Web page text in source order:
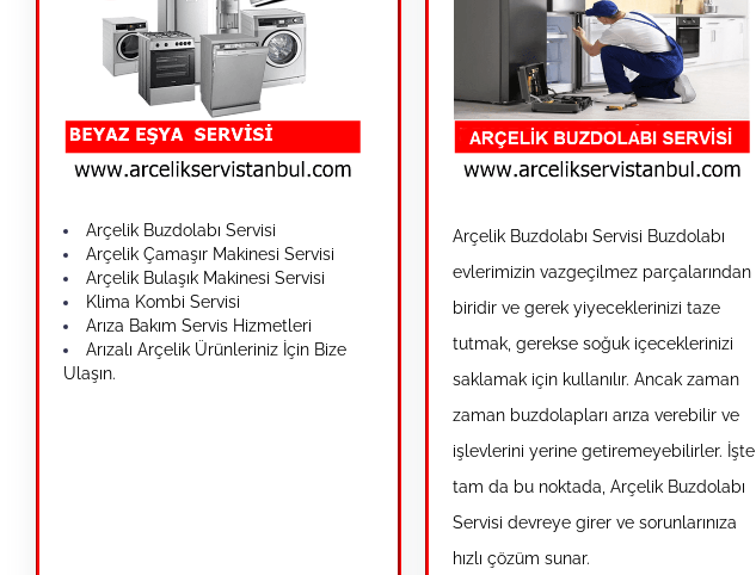
Arçelik Buzdolabı Servisi
Arçelik Çamaşır Makinesi Servisi
Arçelik Bulaşık Makinesi Servisi
Klima Kombi Servisi
Arıza Bakım Servis Hizmetleri
Arızalı Arçelik Ürünleriniz İçin Bize
Ulaşın.
Arçelik Buzdolabı Servisi Buzdolabı
evlerimizin vazgeçilmez parçalarından
biridir ve gerek yiyeceklerinizi taze
tutmak, gerekse soğuk içeceklerinizi
saklamak için kullanılır. Ancak zaman
zaman buzdolapları arıza verebilir ve
işlevlerini yerine getiremeyebilirler. İşte
tam da bu noktada, Arçelik Buzdolabı
Servisi devreye girer ve sorunlarınıza
hızlı çözüm sunar.